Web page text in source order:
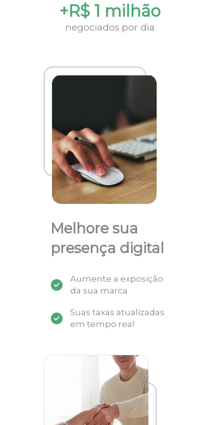
+R$ 1 milhão
negociados por dia
Melhore sua
presença digital
Aumente a exposição
da sua marca
Suas taxas atualizadas
em tempo real